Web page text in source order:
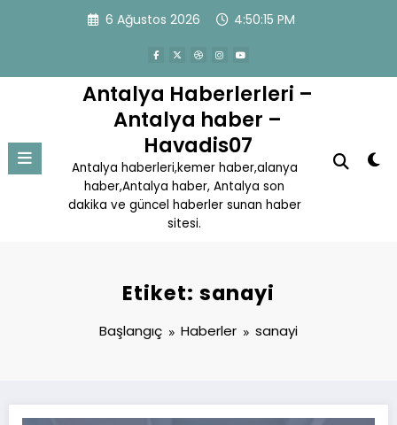
6 Ağustos 2026 4:50:15 PM
Antalya Haberlerleri –
Antalya haber –
Havadis07
Antalya haberleri,kemer haber,alanya
haber,Antalya haber, Antalya son
dakika ve güncel haberler sunan haber
sitesi.
Etiket: sanayi
Başlangıç Haberler sanayi